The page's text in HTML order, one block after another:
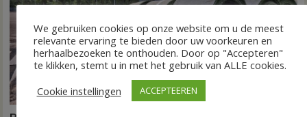
We gebruiken cookies op onze website om u de meest
relevante ervaring te bieden door uw voorkeuren en
herhaalbezoeken te onthouden. Door op "Accepteren"
te klikken, stemt u in met het gebruik van ALLE cookies.
Cookie instellingen
ACCEPTEEREN